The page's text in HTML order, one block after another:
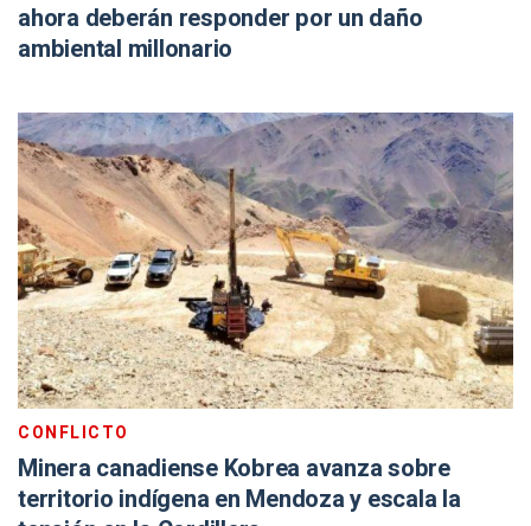
ahora deberán responder por un daño
ambiental millonario
CONFLICTO
Minera canadiense Kobrea avanza sobre
territorio indígena en Mendoza y escala la